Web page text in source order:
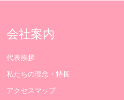
会社案内
代表挨拶
私たちの理念・特長
アクセスマップ